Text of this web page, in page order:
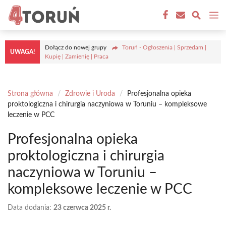
Przejdź
treści
UWAGA!
Dołącz do nowej grupy
Toruń - Ogłoszenia | Sprzedam |
Kupię | Zamienię | Praca
Strona główna / Zdrowie i Uroda /
Profesjonalna opieka
proktologiczna i chirurgia naczyniowa w Toruniu – kompleksowe
leczenie w PCC
Profesjonalna opieka
proktologiczna i chirurgia
naczyniowa w Toruniu –
kompleksowe leczenie w PCC
Data dodania: 23 czerwca 2025 r.